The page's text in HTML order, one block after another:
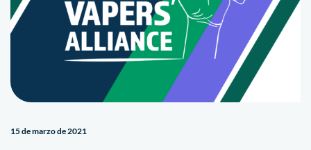
15 de marzo de 2021